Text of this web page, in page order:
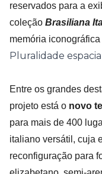
reservados para a
coleção Brasiliana
memória
Pluralidade espacial
Entre os grandes
projeto está o novo
para mais de 400
italiano versátil, cuja
reconfiguração para